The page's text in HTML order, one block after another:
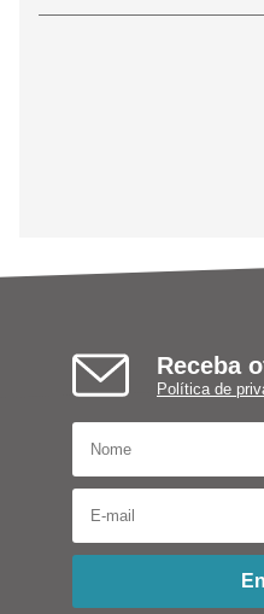
Receba
Política de